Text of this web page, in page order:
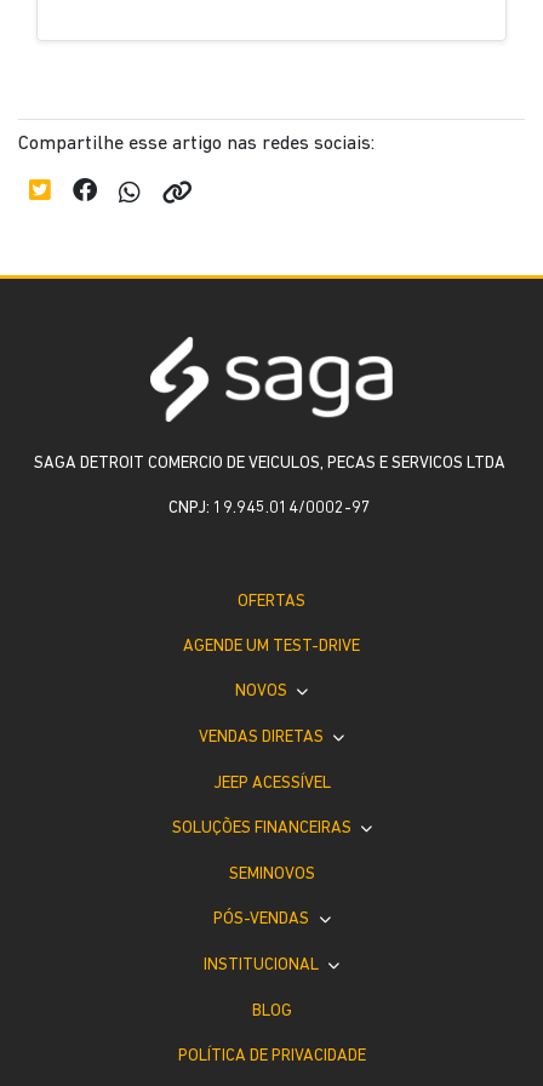
Compartilhe esse artigo nas redes sociais:
SAGA DETROIT COMERCIO DE VEICULOS, PECAS E SERVICOS LTDA
CNPJ: 19.945.014/0002-97
OFERTAS
AGENDE UM TEST-DRIVE
NOVOS
VENDAS DIRETAS
JEEP ACESSÍVEL
SOLUÇÕES FINANCEIRAS
SEMINOVOS
PÓS-VENDAS
INSTITUCIONAL
BLOG
POLÍTICA DE PRIVACIDADE